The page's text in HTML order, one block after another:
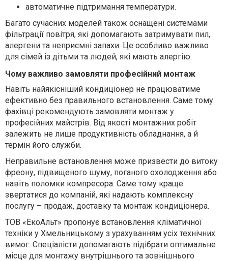
автоматичне підтримання температури.
Багато сучасних моделей також оснащені системами
фільтрації повітря, які допомагають затримувати пил,
алергени та неприємні запахи. Це особливо важливо
для сімей із дітьми та людей, які мають алергію.
Чому важливо замовляти професійний монтаж
Навіть найякісніший кондиціонер не працюватиме
ефективно без правильного встановлення. Саме тому
фахівці рекомендують замовляти монтаж у
професійних майстрів. Від якості монтажних робіт
залежить не лише продуктивність обладнання, а й
термін його служби.
Неправильне встановлення може призвести до витоку
фреону, підвищеного шуму, поганого охолодження або
навіть поломки компресора. Саме тому краще
звертатися до компаній, які надають комплексну
послугу – продаж, доставку та монтаж кондиціонера.
ТОВ «ЕкоАльт» пропонує встановлення кліматичної
техніки у Хмельницькому з урахуванням усіх технічних
вимог. Спеціалісти допомагають підібрати оптимальне
місце для монтажу внутрішнього та зовнішнього